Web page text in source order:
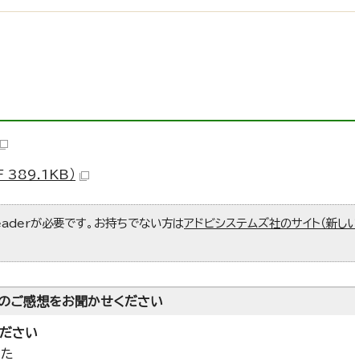
389.1KB）
が必要です。お持ちでない方はアドビシステムズ社のサイト（新し
ご感想をお聞かせください
さい